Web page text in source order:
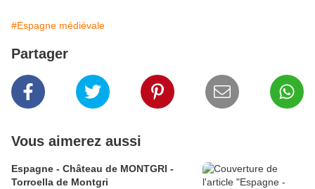
#Espagne médiévale
Partager
Vous aimerez aussi
Espagne - Château de MONTGRI -
Torroella de Montgri